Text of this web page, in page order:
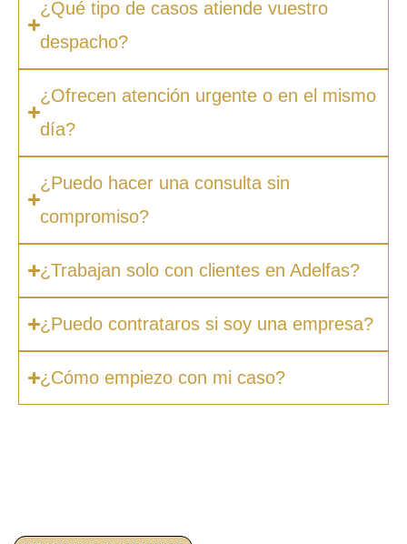
¿Qué tipo de casos atiende vuestro
despacho?
¿Ofrecen atención urgente o en el mismo
día?
¿Puedo hacer una consulta sin
compromiso?
¿Trabajan solo con clientes en Adelfas?
¿Puedo contrataros si soy una empresa?
¿Cómo empiezo con mi caso?